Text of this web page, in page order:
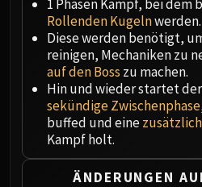
Ji-Kun
Durumu the
Dark
Iron Qon
Twin
Ra-den
1 Phasen Kampf, bei dem
Rollenden Kugelnwerden.
Diese werden benötigt,
reinigen, Mechaniken zu
auf den Boss zu machen.
Hin und wieder startet der
sekündige Zwischenphase
buffed und eine
Kampf holt.
ÄNDERUNGEN